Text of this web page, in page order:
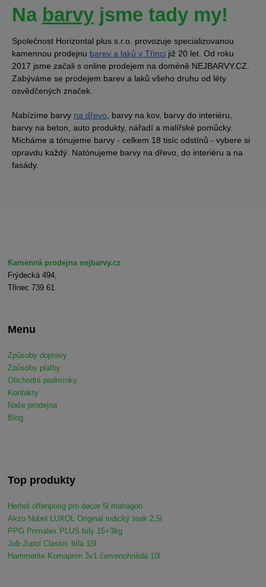
Na barvy jsme tady my!
Společnost Horizontal plus s.r.o. provozuje specializovanou
kamennou prodejnu barev a laků v Třinci již 20 let. Od roku
2017 jsme začali s online prodejem na doméně NEJBARVY.CZ.
Zabýváme se prodejem barev a laků všeho druhu od léty
osvědčených značek.
Nabízíme barvy na dřevo , barvy na kov, barvy do interiéru,
barvy na beton, auto produkty, nářadí a malířské pomůcky.
Mícháme a tónujeme barvy - celkem 18 tisíc odstínů - vybere si
opravdu každý. Natónujeme barvy na dřevo, do interiéru a na
fasády.
Kamenná prodejna nejbarvy.cz
Frýdecká 494,
Třinec 739 61
Menu
Způsoby dopravy
Způsoby platby
Obchodní podmínky
Kontakty
Naše prodejna
Blog
Top produkty
Herbol offenporig pro decor 5l mahagon
Akzo Nobel LUXOL Originál indický teak 2,5l
PPG Primalex PLUS bílý 15+3kg
Jub Jupol Classic bílá 15l
Hammerite Komaprim 3v1 červenohnědá 10l